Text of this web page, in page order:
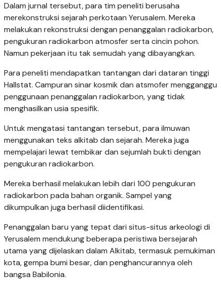
Dalam jurnal tersebut, para tim peneliti berusaha
merekonstruksi sejarah perkotaan Yerusalem. Mereka
melakukan rekonstruksi dengan penanggalan radiokarbon,
pengukuran radiokarbon atmosfer serta cincin pohon.
Namun pekerjaan itu tak semudah yang dibayangkan.
Para peneliti mendapatkan tantangan dari dataran tinggi
Hallstat. Campuran sinar kosmik dan atsmofer mengganggu
penggunaan penanggalan radiokarbon, yang tidak
menghasilkan usia spesifik.
Untuk mengatasi tantangan tersebut, para ilmuwan
menggunakan teks alkitab dan sejarah. Mereka juga
mempelajari lewat tembikar dan sejumlah bukti dengan
pengukuran radiokarbon.
Mereka berhasil melakukan lebih dari 100 pengukuran
radiokarbon pada bahan organik. Sampel yang
dikumpulkan juga berhasil diidentifikasi.
Penanggalan baru yang tepat dari situs-situs arkeologi di
Yerusalem mendukung beberapa peristiwa bersejarah
utama yang dijelaskan dalam Alkitab, termasuk pemukiman
kota, gempa bumi besar, dan penghancurannya oleh
bangsa Babilonia.